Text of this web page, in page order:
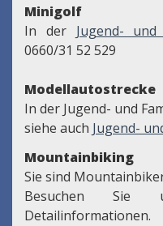
Minigolf
In der Jugend- und
0660/31 52 529
Modellautostrecke
In der Jugend- und
siehe auch Jugend-
Mountainbiking
Sie sind
Besuchen Sie
Detailinformationen.